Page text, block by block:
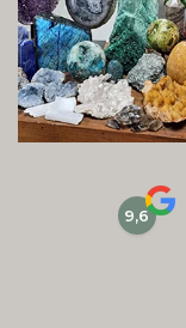
9,6